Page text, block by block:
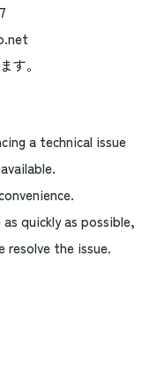
す。
a technical issue
quickly as possible,
resolve the issue.